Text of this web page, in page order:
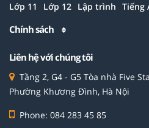
Lớp 11 Lớp 12 Lập trình Tiếng
Chính sách
Liên hệ với chúng tôi
Tầng 2, G4 - G5 Tòa nhà Five
Phường Khương Đình, Hà Nội
Phone: 084 283 45 85